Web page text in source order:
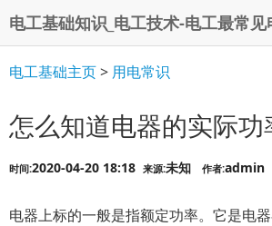
电工基础知识_电工技术-电工最常
电工基础主页> 用电常识
怎么知道电器的实际
时间:2020-04-20 18:18 来源:未知 作者:admin
电器上标的一般是指额定功率。它是电